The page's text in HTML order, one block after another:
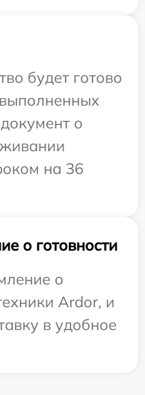
будет готово
о
на 36
о готовности
о
Ardor, и
в удобное